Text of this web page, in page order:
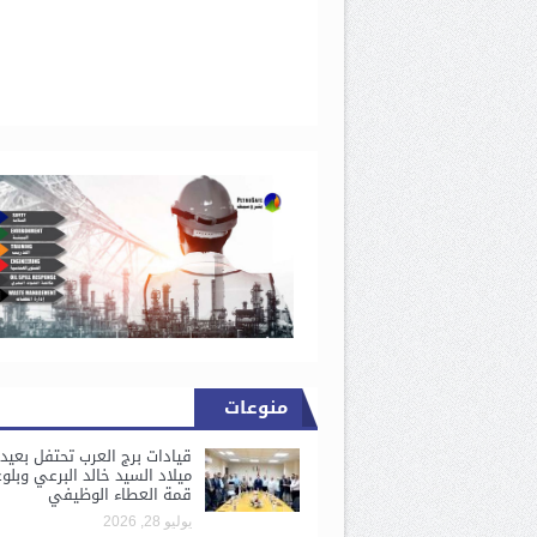
منوعات
قيادات برج العرب تحتفل بعيد
ميلاد السيد خالد البرعي
قمة العطاء الوظيفي
يوليو 28, 2026